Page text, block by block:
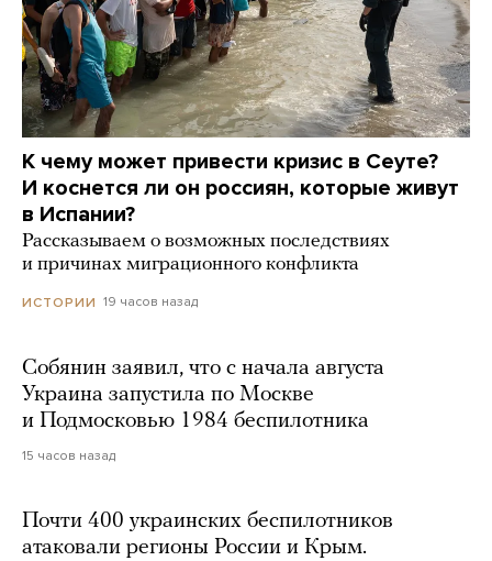
К чему может привести кризис в Сеуте?
И коснется ли он россиян, которые живут
в Испании?
Рассказываем о возможных последствиях
и причинах миграционного конфликта
ИСТОРИИ 19 часов назад
Собянин заявил, что с начала августа
Украина запустила по Москве
и Подмосковью 1984 беспилотника
15 часов назад
Почти 400 украинских беспилотников
атаковали регионы России и Крым.